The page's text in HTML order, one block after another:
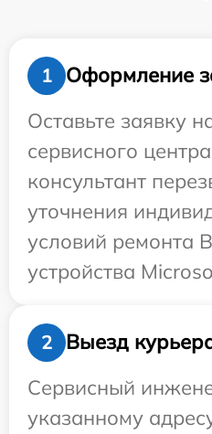
1
Оформление
Оставьте заявку
сервисного
консультант
уточнения
условий ремонта
устройства
2
Выезд
Сервисный
указанному